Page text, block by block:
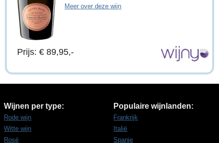
Meer over deze wijn
Prijs: € 89,95,-
Wijnen per type:
Rode wijn
Witte wijn
Rosé
Populaire wijnlanden:
Frankrijk
Italië
Spanje